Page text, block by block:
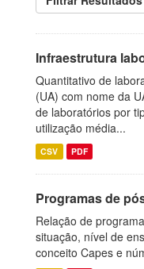
Infraestrutura
Quantitativo de
(UA) com nome da
de laboratórios por
utilização média...
CSV PDF
Programas de
Relação de
situação, nível de
conceito Capes e